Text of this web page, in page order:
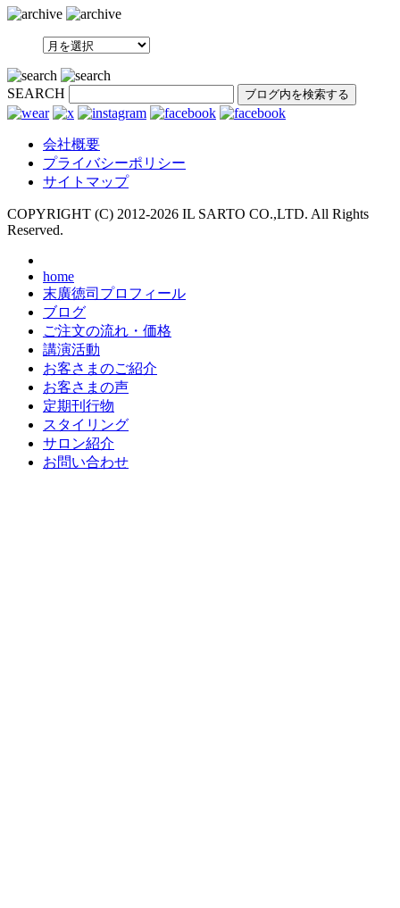
SEARCH
会社概要
プライバシーポリシー
サイトマップ
COPYRIGHT (C) 2012-2026 IL SARTO CO.,LTD. All Rights
Reserved.
home
末廣徳司プロフィール
ブログ
ご注文の流れ・価格
講演活動
お客さまのご紹介
お客さまの声
定期刊行物
スタイリング
サロン紹介
お問い合わせ